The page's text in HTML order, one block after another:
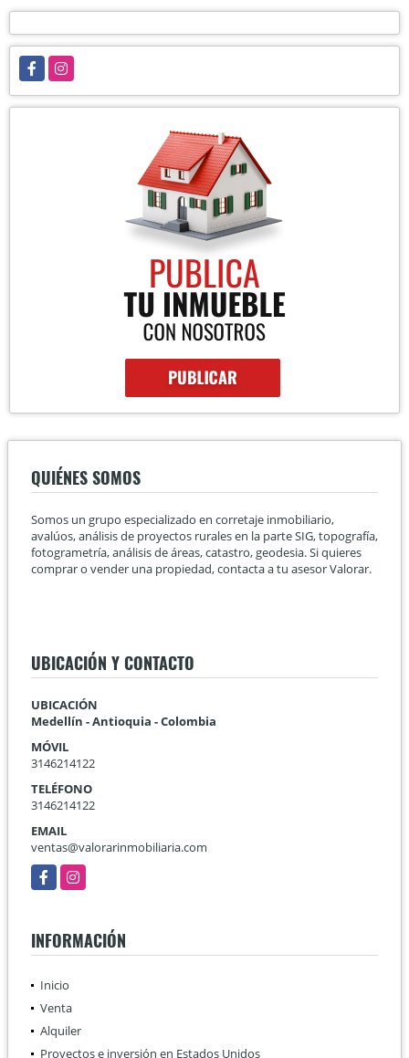
FacebookInstagram
QUIÉNES SOMOS
Somos un grupo especializado en corretaje inmobiliario,
avalúos, análisis de proyectos rurales en la parte SIG, topografía,
fotogrametría, análisis de áreas, catastro, geodesia. Si quieres
comprar o vender una propiedad, contacta a tu asesor Valorar.
UBICACIÓN Y CONTACTO
UBICACIÓN
Medellín - Antioquia - Colombia
MÓVIL
3146214122
TELÉFONO
3146214122
EMAIL
ventas@valorarinmobiliaria.com
FacebookInstagram
INFORMACIÓN
Inicio
Venta
Alquiler
Proyectos e inversión en Estados Unidos